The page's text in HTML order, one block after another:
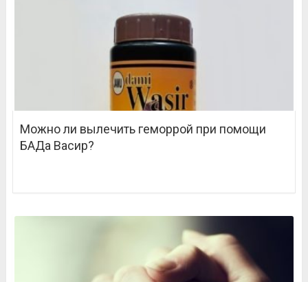
Можно ли вылечить геморрой при помощи
БАДа Васир?